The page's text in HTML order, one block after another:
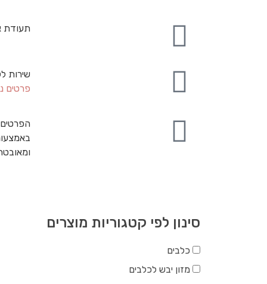
תעודת
שירות
פרטים
סינון לפי קטגוריות מוצרים
כלבים
מזון יבש לכלבים